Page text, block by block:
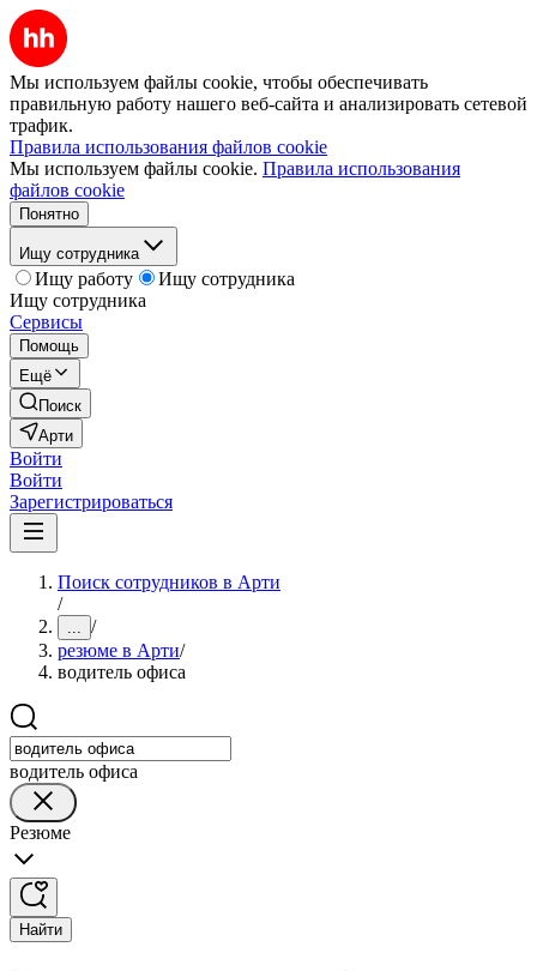
Мы используем файлы cookie, чтобы обеспечивать
правильную работу нашего веб-сайта и анализировать сетевой
трафик.
Правила использования файлов cookie
Мы используем файлы cookie. Правила использования
файлов cookie
Понятно
Ищу сотрудника
Ищу работу
Ищу сотрудника
Ищу сотрудника
Сервисы
Помощь
Ещё
Поиск
Арти
Войти
Войти
Зарегистрироваться
Поиск сотрудников в Арти
/
... /
резюме в Арти/
водитель офиса
водитель офиса
Резюме
Найти